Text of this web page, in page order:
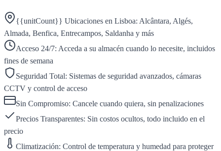
{{unitCount}} Ubicaciones en Lisboa: Alcântara, Algés,
Almada, Benfica, Entrecampos, Saldanha y más
Acceso 24/7: Acceda a su almacén cuando lo necesite, incluidos
fines de semana
Seguridad Total: Sistemas de seguridad avanzados, cámaras
CCTV y control de acceso
Sin Compromiso: Cancele cuando quiera, sin penalizaciones
Precios Transparentes: Sin costos ocultos, todo incluido en el
precio
Climatización: Control de temperatura y humedad para proteger